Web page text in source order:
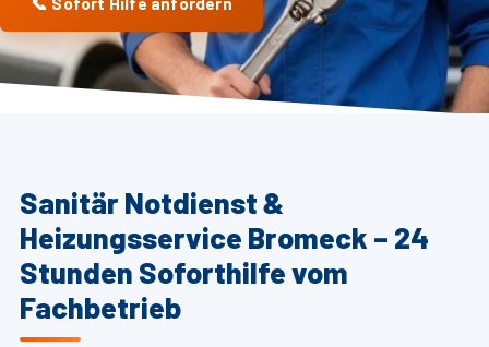
Sanitär Notdienst &
Heizungsservice Bromeck – 24
Stunden Soforthilfe vom
Fachbetrieb